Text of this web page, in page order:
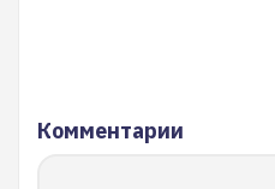
Комментарии